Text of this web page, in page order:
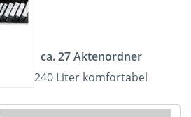
ca. 27 Aktenordner
240 Liter komfortabel